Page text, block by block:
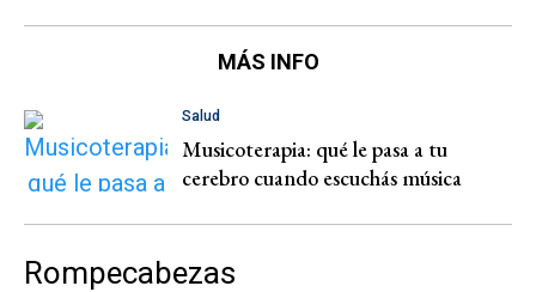
MÁS INFO
Salud
Musicoterapia: qué le pasa a tu
cerebro cuando escuchás música
Rompecabezas